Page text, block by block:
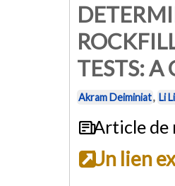
TESTS: A
Akram Deiminiat, Li Li
Article de
Un lien